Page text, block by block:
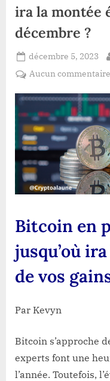
ira la montée
décembre ?
Posted
on
décembre 5, 2023
Aucun commentaire
Bitcoin en
jusqu’où
de vos
Par Kevyn
Bitcoin s’approche
experts font une
l’année. Toutefois,